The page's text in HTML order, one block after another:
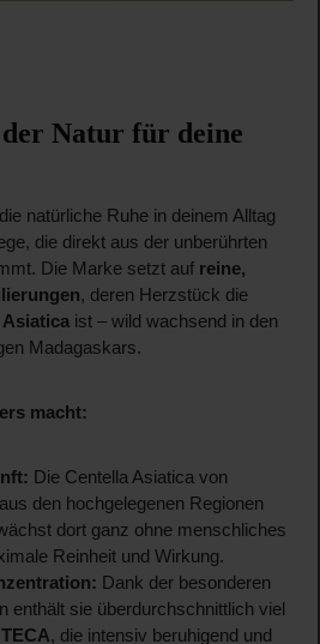
Natur für deine
natürliche Ruhe in deinem Alltag
die direkt aus der unberührten
Die Marke setzt auf reine,
, deren Herzstück die
Asiaticaist – wild wachsend in den
Madagaskars.
macht:
Die Centella Asiatica von
den hochgelegenen Regionen
dort ganz ohne menschliches
Reinheit und Wirkung.
Dank der besonderen
enthält sie überdurchschnittlich viel
, die intensiv beruhigend und